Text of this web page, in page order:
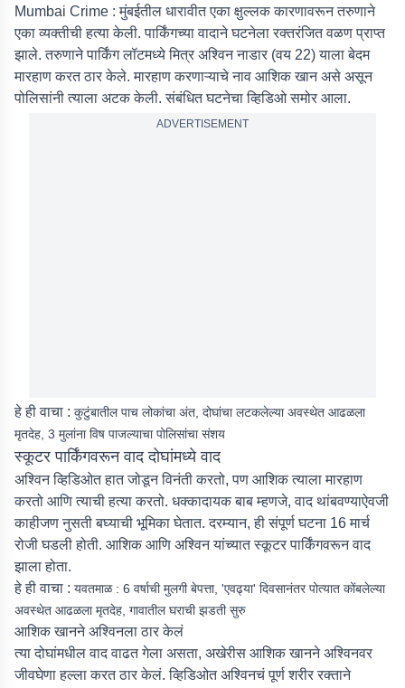
Mumbai Crime : मुंबईतील धारावीत एका क्षुल्लक कारणावरून तरुणाने
एका व्यक्तीची हत्या केली. पार्किंगच्या वादाने घटनेला रक्तरंजित वळण प्राप्त
झाले. तरुणाने पार्किंग लॉटमध्ये मित्र अश्विन नाडार (वय 22) याला बेदम
मारहाण करत ठार केले. मारहाण करणाऱ्याचे नाव आशिक खान असे असून
पोलिसांनी त्याला अटक केली. संबंधित घटनेचा व्हिडिओ समोर आला.
ADVERTISEMENT
हे ही वाचा : कुटुंबातील पाच लोकांचा अंत, दोघांचा लटकलेल्या अवस्थेत आढळला
मृतदेह, 3 मुलांना विष पाजल्याचा पोलिसांचा संशय
स्कूटर पार्किंगवरून वाद दोघांमध्ये वाद
अश्विन व्हिडिओत हात जोडून विनंती करतो, पण आशिक त्याला मारहाण
करतो आणि त्याची हत्या करतो. धक्कादायक बाब म्हणजे, वाद थांबवण्याऐवजी
काहीजण नुसती बघ्याची भूमिका घेतात. दरम्यान, ही संपूर्ण घटना 16 मार्च
रोजी घडली होती. आशिक आणि अश्विन यांच्यात स्कूटर पार्किंगवरून वाद
झाला होता.
हे ही वाचा : यवतमाळ : 6 वर्षाची मुलगी बेपत्ता, 'एवढ्या' दिवसानंतर पोत्यात कोंबलेल्या
अवस्थेत आढळला मृतदेह, गावातील घराची झडती सुरु
आशिक खानने अश्विनला ठार केलं
त्या दोघांमधील वाद वाढत गेला असता, अखेरीस आशिक खानने अश्विनवर
जीवघेणा हल्ला करत ठार केलं. व्हिडिओत अश्विनचं पूर्ण शरीर रक्ताने